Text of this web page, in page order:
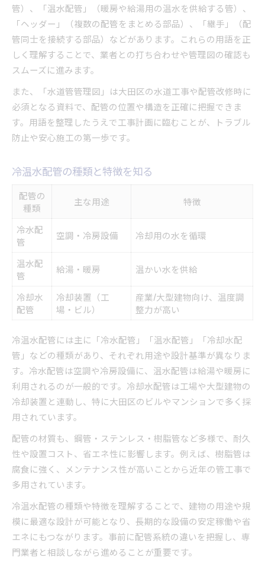
管）、「温水配管」（暖房や給湯用の温水を供給する管）、
「ヘッダー」（複数の配管をまとめる部品）、「継手」（配
管同士を接続する部品）などがあります。これらの用語を正
しく理解することで、業者との打ち合わせや管理図の確認も
スムーズに進みます。
また、「水道管管理図」は大田区の水道工事や配管改修時に
必須となる資料で、配管の位置や構造を正確に把握できま
す。用語を整理したうえで工事計画に臨むことが、トラブル
防止や安心施工の第一歩です。
冷温水配管の種類と特徴を知る
配管の
種類
主な用途 特徴
冷水配
管
空調・冷房設備 冷却用の水を循環
温水配
管
給湯・暖房 温かい水を供給
冷却水
配管
冷却装置（工
場・ビル）
産業/大型建物向け、温度調
整力が高い
冷温水配管には主に「冷水配管」「温水配管」「冷却水配
管」などの種類があり、それぞれ用途や設計基準が異なりま
す。冷水配管は空調や冷房設備に、温水配管は給湯や暖房に
利用されるのが一般的です。冷却水配管は工場や大型建物の
冷却装置と連動し、特に大田区のビルやマンションで多く採
用されています。
配管の材質も、鋼管・ステンレス・樹脂管など多様で、耐久
性や設置コスト、省エネ性に影響します。例えば、樹脂管は
腐食に強く、メンテナンス性が高いことから近年の管工事で
多用されています。
冷温水配管の種類や特徴を理解することで、建物の用途や規
模に最適な設計が可能となり、長期的な設備の安定稼働や省
エネにもつながります。事前に配管系統の違いを把握し、専
門業者と相談しながら進めることが重要です。